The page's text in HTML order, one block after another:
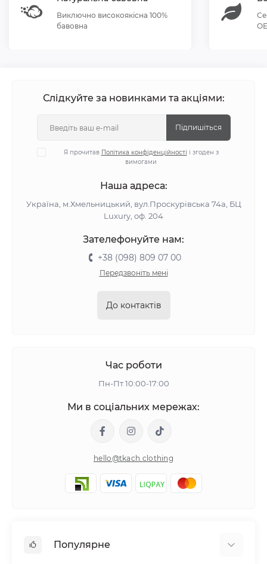
Виключно високоякісна 100%
бавовна
Слідкуйте за новинками та акціями:
Підпишіться
Я прочитав Політика конфіденційності і згоден з
вимогами
Наша адреса:
Україна, м.Хмельницький, вул.Проскурівська 74а, БЦ
Luxury, оф. 204
Зателефонуйте нам:
+38 (098) 809 07 00
Передзвоніть мені
До контактів
Час роботи
Пн-Пт 10:00-17:00
Ми в соціальних мережах:
hello@tkach.clothing
Популярне